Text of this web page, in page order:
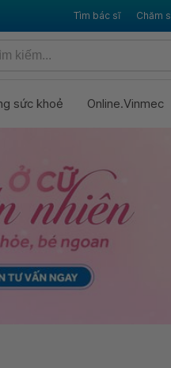
Tìm bác sĩ Chăm
sức khoẻ Online.Vinmec